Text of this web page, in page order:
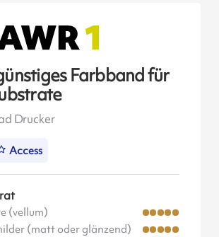
Farbband für
Drucker
Access
(vellum)
(matt oder glänzend)